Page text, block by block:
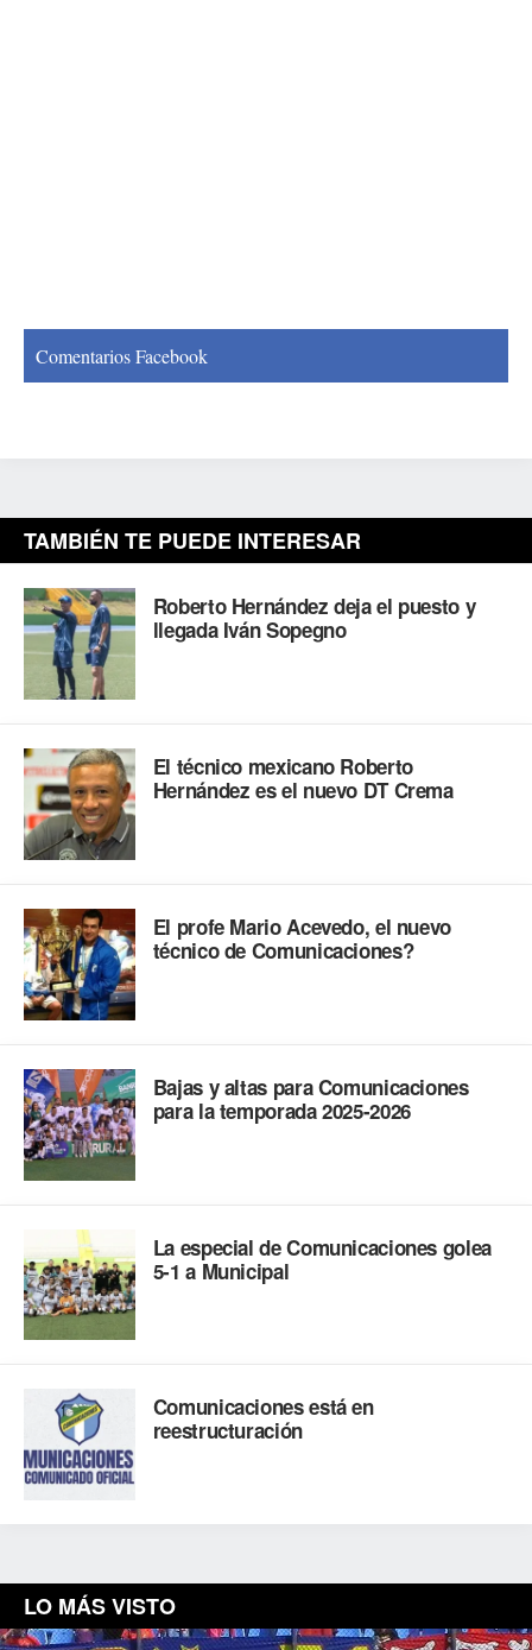
Comentarios Facebook
TAMBIÉN TE PUEDE INTERESAR
Roberto Hernández deja el puesto y
llegada Iván Sopegno
El técnico mexicano Roberto
Hernández es el nuevo DT Crema
El profe Mario Acevedo, el nuevo
técnico de Comunicaciones?
Bajas y altas para Comunicaciones
para la temporada 2025-2026
La especial de Comunicaciones golea
5-1 a Municipal
Comunicaciones está en
reestructuración
LO MÁS VISTO